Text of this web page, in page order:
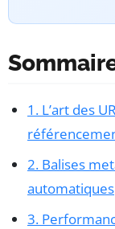
1. L’art des
2. Balises
automatiques
3.